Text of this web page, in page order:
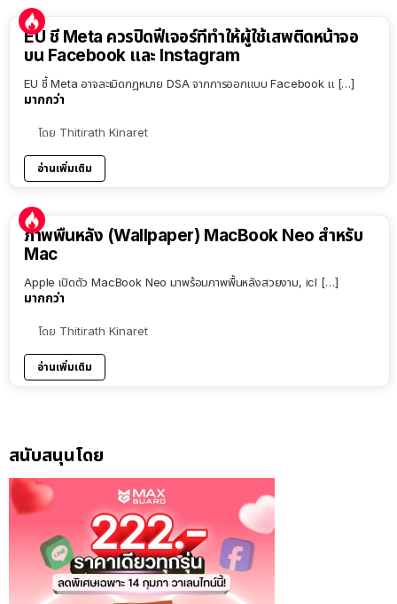
EU ชี้ Meta ควรปิดฟีเจอร์ที่ทำให้ผู้ใช้เสพติดหน้าจอ
บน Facebook และ Instagram
EU ชี้ Meta อาจละเมิดกฎหมาย DSA จากการออกแบบ Facebook แ […]
มากกว่า
โดย Thitirath Kinaret
อ่านเพิ่มเติม
ภาพพื้นหลัง (Wallpaper) MacBook Neo สำหรับ
Mac
Apple เปิดตัว MacBook Neo มาพร้อมภาพพื้นหลังสวยงาม, icl […]
มากกว่า
โดย Thitirath Kinaret
อ่านเพิ่มเติม
สนับสนุนโดย